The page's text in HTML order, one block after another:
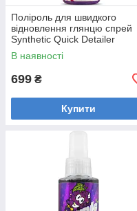
Поліроль для швидкого
відновлення глянцю cпрей
Synthetic Quick Detailer
В наявності
699 ₴
Купити